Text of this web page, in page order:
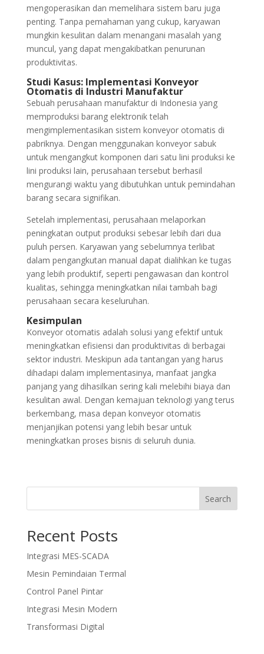
mengoperasikan dan memelihara sistem baru juga
penting. Tanpa pemahaman yang cukup, karyawan
mungkin kesulitan dalam menangani masalah yang
muncul, yang dapat mengakibatkan penurunan
produktivitas.
Studi Kasus: Implementasi Konveyor
Otomatis di Industri Manufaktur
Sebuah perusahaan manufaktur di Indonesia yang
memproduksi barang elektronik telah
mengimplementasikan sistem konveyor otomatis di
pabriknya. Dengan menggunakan konveyor sabuk
untuk mengangkut komponen dari satu lini produksi ke
lini produksi lain, perusahaan tersebut berhasil
mengurangi waktu yang dibutuhkan untuk pemindahan
barang secara signifikan.
Setelah implementasi, perusahaan melaporkan
peningkatan output produksi sebesar lebih dari dua
puluh persen. Karyawan yang sebelumnya terlibat
dalam pengangkutan manual dapat dialihkan ke tugas
yang lebih produktif, seperti pengawasan dan kontrol
kualitas, sehingga meningkatkan nilai tambah bagi
perusahaan secara keseluruhan.
Kesimpulan
Konveyor otomatis adalah solusi yang efektif untuk
meningkatkan efisiensi dan produktivitas di berbagai
sektor industri. Meskipun ada tantangan yang harus
dihadapi dalam implementasinya, manfaat jangka
panjang yang dihasilkan sering kali melebihi biaya dan
kesulitan awal. Dengan kemajuan teknologi yang terus
berkembang, masa depan konveyor otomatis
menjanjikan potensi yang lebih besar untuk
meningkatkan proses bisnis di seluruh dunia.
Search
Recent Posts
Integrasi MES-SCADA
Mesin Pemindaian Termal
Control Panel Pintar
Integrasi Mesin Modern
Transformasi Digital